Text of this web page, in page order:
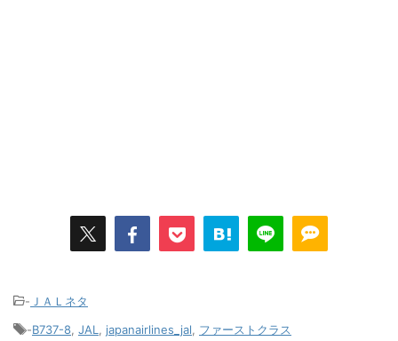
- ＪＡＬネタ
-B737-8 JAL japanairlines_jal ファーストクラス